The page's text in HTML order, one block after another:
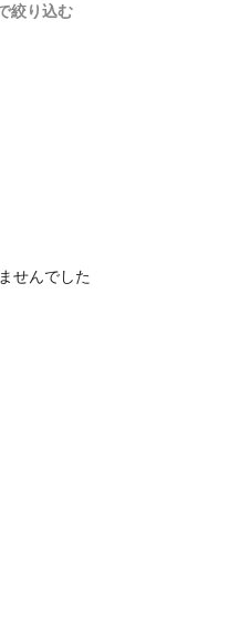
絞り込む
せんでした